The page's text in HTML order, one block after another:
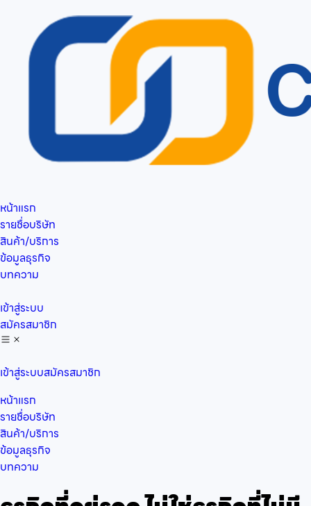
หน้าแรก
รายชื่อบริษัท
สินค้า/บริการ
ข้อมูลธุรกิจ
บทความ
เข้าสู่ระบบ
สมัครสมาชิก
เข้าสู่ระบบสมัครสมาชิก
หน้าแรก
รายชื่อบริษัท
สินค้า/บริการ
ข้อมูลธุรกิจ
บทความ